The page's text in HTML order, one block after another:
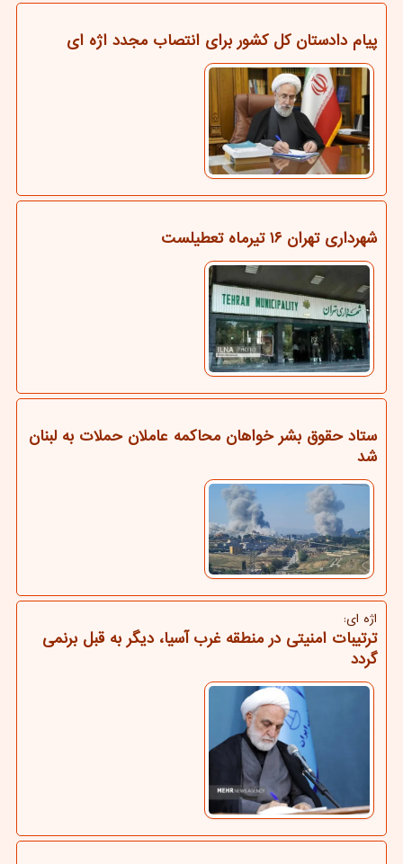
پیام دادستان کل کشور برای انتصاب مجدد اژه ای
شهرداری تهران ۱۶ تیرماه تعطیلست
ستاد حقوق بشر خواهان محاکمه عاملان حملات به لبنان
شد
اژه ای:
ترتیبات امنیتی در منطقه غرب آسیا، دیگر به قبل برنمی
گردد